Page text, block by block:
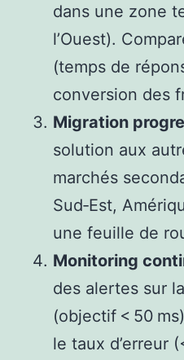
dans une zone
l’Ouest).
(temps de
conversion des
Migration
solution aux
marchés
Sud‑Est,
une feuille de
Monitoring
des alertes sur
(objectif < 50
le taux d’erreur